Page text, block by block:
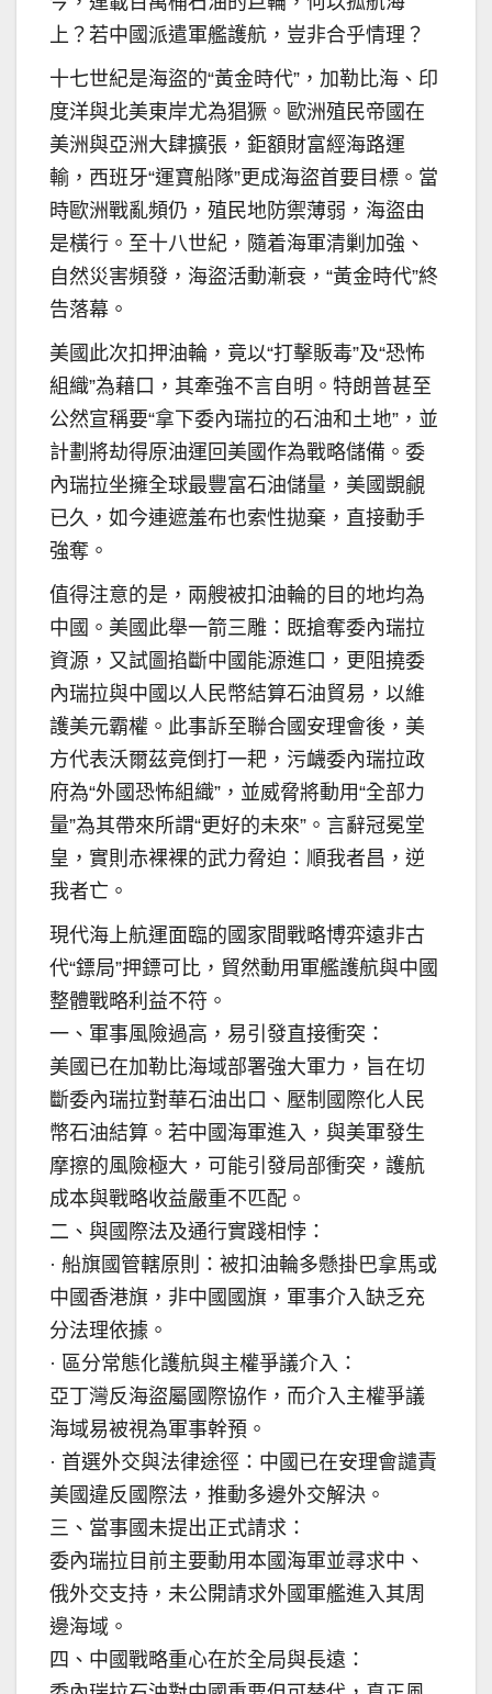
上？若中國派遣軍艦護航，豈非合乎情理？
十七世紀是海盜的“黃金時代”，加勒比海、印
度洋與北美東岸尤為猖獗。歐洲殖民帝國在
美洲與亞洲大肆擴張，鉅額財富經海路運
輸，西班牙“運寶船隊”更成海盜首要目標。當
時歐洲戰亂頻仍，殖民地防禦薄弱，海盜由
是橫行。至十八世紀，隨着海軍清剿加強、
自然災害頻發，海盜活動漸衰，“黃金時代”終
告落幕。
美國此次扣押油輪，竟以“打擊販毒”及“恐怖
組織”為藉口，其牽強不言自明。特朗普甚至
公然宣稱要“拿下委內瑞拉的石油和土地”，並
計劃將劫得原油運回美國作為戰略儲備。委
內瑞拉坐擁全球最豐富石油儲量，美國覬覦
已久，如今連遮羞布也索性拋棄，直接動手
強奪。
值得注意的是，兩艘被扣油輪的目的地均為
中國。美國此舉一箭三雕：既搶奪委內瑞拉
資源，又試圖掐斷中國能源進口，更阻撓委
內瑞拉與中國以人民幣結算石油貿易，以維
護美元霸權。此事訴至聯合國安理會後，美
方代表沃爾茲竟倒打一耙，污衊委內瑞拉政
府為“外國恐怖組織”，並威脅將動用“全部力
量”為其帶來所謂“更好的未來”。言辭冠冕堂
皇，實則赤裸裸的武力脅迫：順我者昌，逆
我者亡。
現代海上航運面臨的國家間戰略博弈遠非古
代“鏢局”押鏢可比，貿然動用軍艦護航與中國
整體戰略利益不符。
一、軍事風險過高，易引發直接衝突：
美國已在加勒比海域部署強大軍力，旨在切
斷委內瑞拉對華石油出口、壓制國際化人民
幣石油結算。若中國海軍進入，與美軍發生
摩擦的風險極大，可能引發局部衝突，護航
成本與戰略收益嚴重不匹配。
二、與國際法及通行實踐相悖：
· 船旗國管轄原則：被扣油輪多懸掛巴拿馬或
中國香港旗，非中國國旗，軍事介入缺乏充
分法理依據。
· 區分常態化護航與主權爭議介入：
亞丁灣反海盜屬國際協作，而介入主權爭議
海域易被視為軍事幹預。
· 首選外交與法律途徑：中國已在安理會譴責
美國違反國際法，推動多邊外交解決。
三、當事國未提出正式請求：
委內瑞拉目前主要動用本國海軍並尋求中、
俄外交支持，未公開請求外國軍艦進入其周
邊海域。
四、中國戰略重心在於全局與長遠：